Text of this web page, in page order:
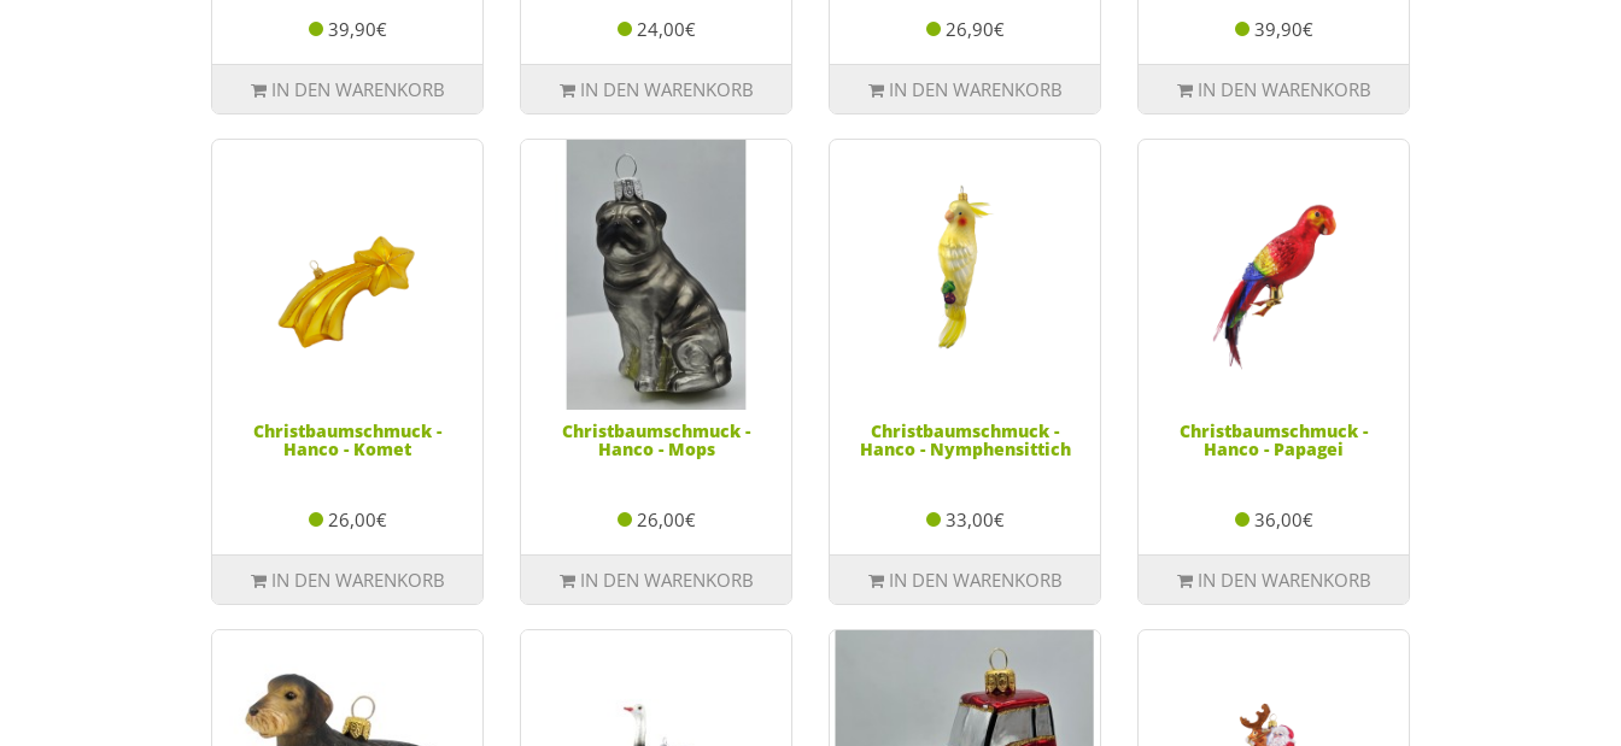
39,90€
IN DEN WARENKORB
24,00€
IN DEN WARENKORB
26,90€
IN DEN WARENKORB
39,90€
IN DEN WARENKORB
Christbaumschmuck -
Hanco - Komet
26,00€
IN DEN WARENKORB
Christbaumschmuck -
Hanco - Mops
26,00€
IN DEN WARENKORB
Christbaumschmuck -
Hanco - Nymphensittich
33,00€
IN DEN WARENKORB
Christbaumschmuck -
Hanco - Papagei
36,00€
IN DEN WARENKORB